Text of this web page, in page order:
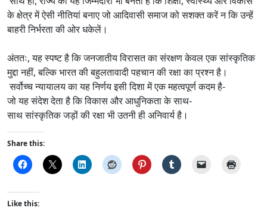
के क्षेत्र में ऐसी नीतियां बनाए जो आदिवासी समाज को सशक्त करें न कि उन्हें
बाहरी निर्भरता की ओर धकेलें।
अंततः, यह स्पष्ट है कि जनजातीय विरासत का संरक्षण केवल एक सांस्कृतिक
मुद्दा नहीं, बल्कि भारत की बहुलतावादी पहचान की रक्षा का प्रश्न है।
सर्वोच्च न्यायालय का यह निर्णय इसी दिशा में एक महत्वपूर्ण कदम है-
जो यह संदेश देता है कि विकास और आधुनिकता के साथ-
साथ सांस्कृतिक जड़ों की रक्षा भी उतनी ही अनिवार्य है।
Share this:
Like this: